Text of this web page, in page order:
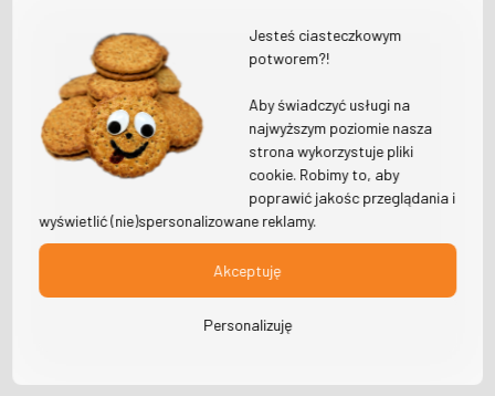
Jesteś ciasteczkowym
potworem?!
Aby świadczyć usługi na
najwyższym poziomie nasza
strona wykorzystuje pliki
cookie. Robimy to, aby
poprawić jakośc przeglądania i
wyświetlić (nie)spersonalizowane reklamy.
Akceptuję
Personalizuję